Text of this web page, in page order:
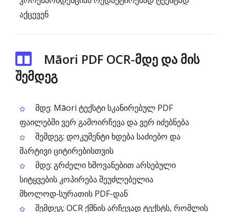
აქცევენ
Māori PDF OCR-მდე და მის
შემდეგ
მდე: Māori ტექსტი სკანირებულ PDF
ფაილებში ვერ გამოირჩევა და ვერ იძებნება
შემდეგ: დოკუმენტი ხდება საძიებო და
მარტივი ციტირებისთვის
მდე: გრძელი ხმოვანებით არსებული
სიტყვების კოპირება შეუძლებელია
მხოლოდ‑სურათის PDF-დან
შემდეგ: OCR ქმნის არჩევად ტექსტს, რომლის